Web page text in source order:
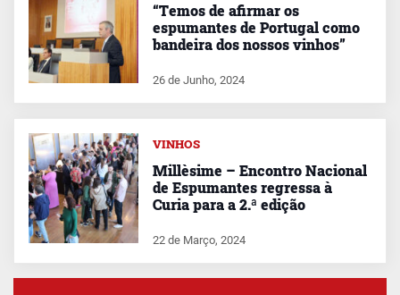
“Temos de afirmar os
espumantes de Portugal como
bandeira dos nossos vinhos”
26 de Junho, 2024
VINHOS
Millèsime – Encontro Nacional
de Espumantes regressa à
Curia para a 2.ª edição
22 de Março, 2024